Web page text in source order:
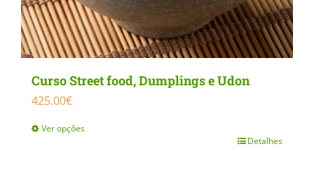
Curso Street food, Dumplings e Udon
425.00€
Ver opções
Detalhes